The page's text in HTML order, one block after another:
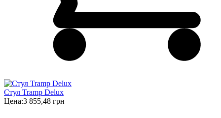
Стул Tramp Delux
Цена:3 855,48 грн